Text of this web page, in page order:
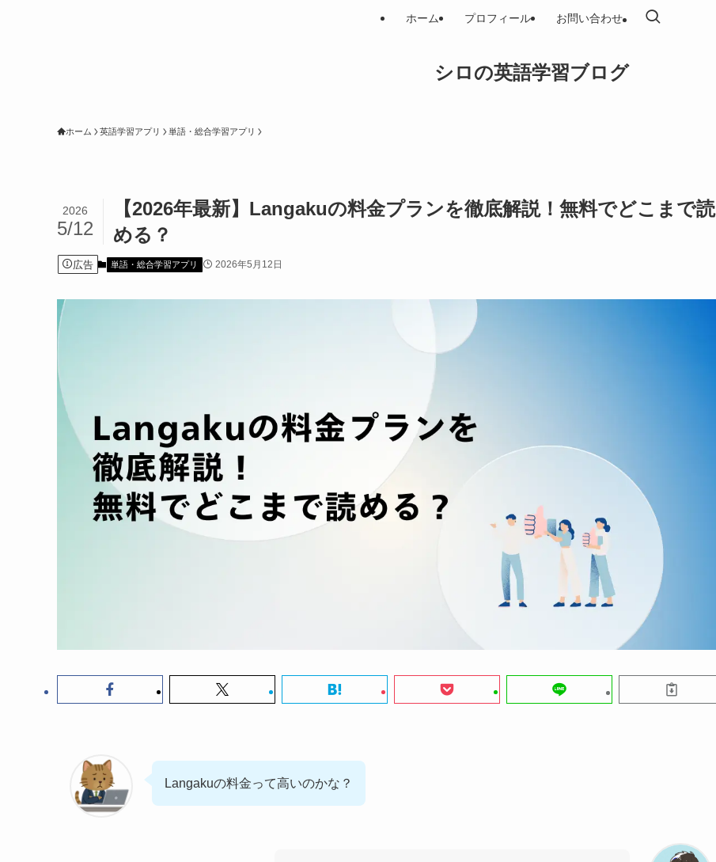
シロの英語学習ブログ
ホーム プロフィール お問い合わせ
ホーム 英語学習アプリ 単語・総合学習アプリ
【2026年最新】Langakuの料金プランを徹底解説！無料でどこまで読
める？
2026
5/12
広告 単語・総合学習アプリ 2026年5月12日
Langakuの料金って高いのかな？